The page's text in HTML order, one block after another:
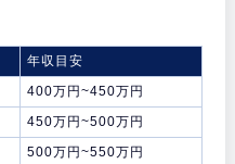
年収目安
400万円~450万円
450万円~500万円
500万円~550万円